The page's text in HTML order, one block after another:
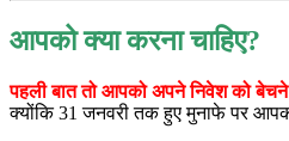
आपको क्या करना चाहिए?
पहली बात तो आपको अपने निवेश को
क्योंकि 31 जनवरी तक हुए मुनाफे पर